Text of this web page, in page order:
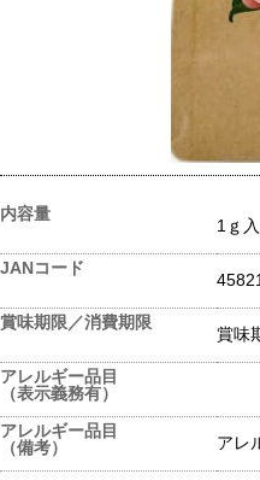
内容量
1ｇ
JANコード
賞味期限／消費期限
賞味
アレルギー品目
（表示義務有）
アレルギー品目
（備考）
アレ